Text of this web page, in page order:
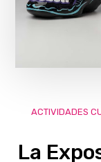
ACTIVIDADES
La